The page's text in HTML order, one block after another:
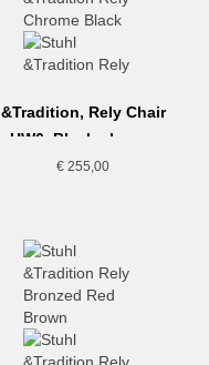
&Tradition, Rely Chair
HW6, Black-chrome
€ 255,00